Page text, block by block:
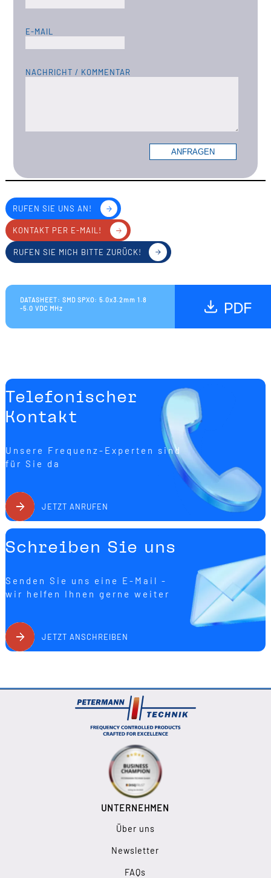
RUFEN SIE UNS AN!
KONTAKT PER E-MAIL!
RUFEN SIE MICH BITTE ZURÜCK!
DATASHEET: SMD SPXO: 5.0x3.2mm 1.8
-5.0 VDC MHz
Telefonischer
Kontakt
Unsere Frequenz-Experten sind
für Sie da
JETZT ANRUFEN
Schreiben Sie uns
Senden Sie uns eine E-Mail -
wir helfen Ihnen gerne weiter
JETZT ANSCHREIBEN
UNTERNEHMEN
Über uns
Newsletter
FAQs